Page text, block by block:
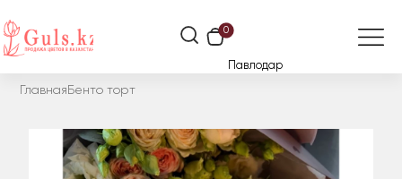
0
Павлодар
Главная Бенто торт